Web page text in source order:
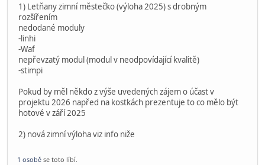
1) Letňany zimní městečko (výloha 2025) s drobným
rozšířením
nedodané moduly
-linhi
-Waf
nepřevzatý modul (modul v neodpovídající kvalitě)
-stimpi
Pokud by měl někdo z výše uvedených zájem o účast v
projektu 2026 napřed na kostkách prezentuje to co mělo být
hotové v září 2025
2) nová zimní výloha viz info niže
1 osobě se toto líbí.